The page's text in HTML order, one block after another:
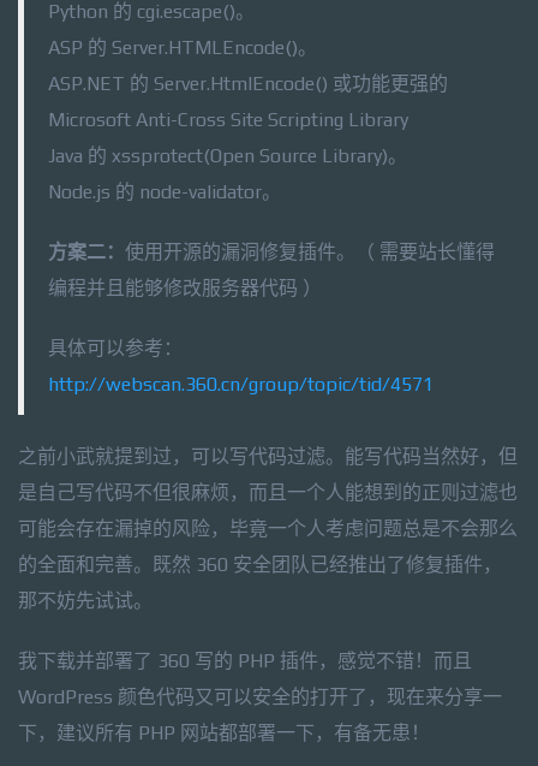
Python 的 cgi.escape()。
ASP 的 Server.HTMLEncode()。
ASP.NET 的 Server.HtmlEncode() 或功能更强的
Microsoft Anti-Cross Site Scripting Library
Java 的 xssprotect(Open Source Library)。
Node.js 的 node-validator。
方案二： 使用开源的漏洞修复插件。（ 需要站长懂得
编程并且能够修改服务器代码 ）
具体可以参考：
http://webscan.360.cn/group/topic/tid/4571
之前小武就提到过，可以写代码过滤。能写代码当然好，但
是自己写代码不但很麻烦，而且一个人能想到的正则过滤也
可能会存在漏掉的风险，毕竟一个人考虑问题总是不会那么
的全面和完善。既然 360 安全团队已经推出了修复插件，
那不妨先试试。
我下载并部署了 360 写的 PHP 插件，感觉不错！而且
WordPress 颜色代码又可以安全的打开了，现在来分享一
下，建议所有 PHP 网站都部署一下，有备无患！